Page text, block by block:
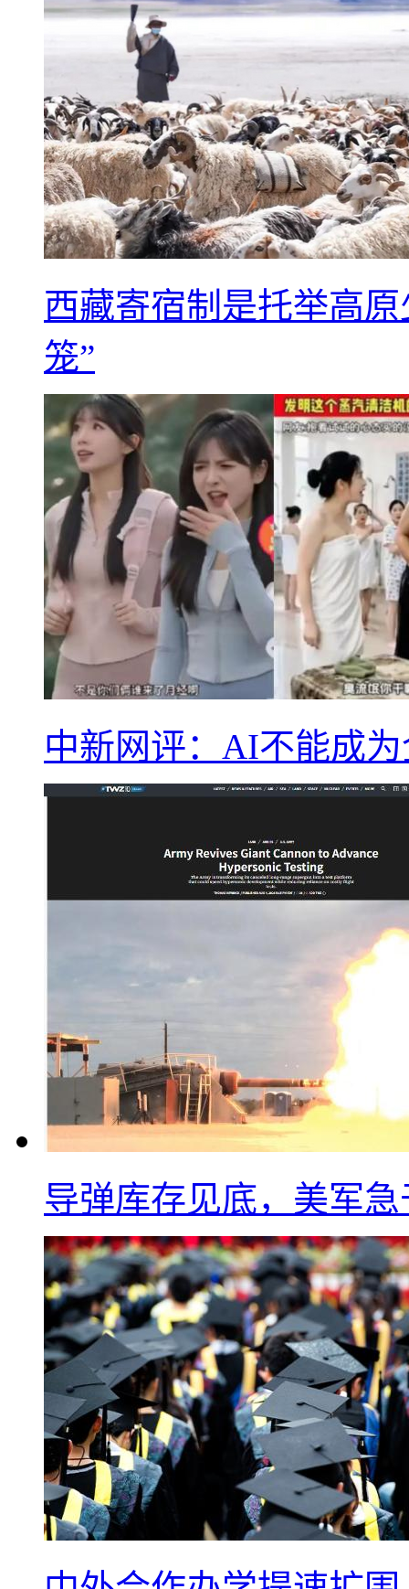
西藏寄宿制是托举高
笼”
中新网评：AI不能成
导弹库存见底，美军